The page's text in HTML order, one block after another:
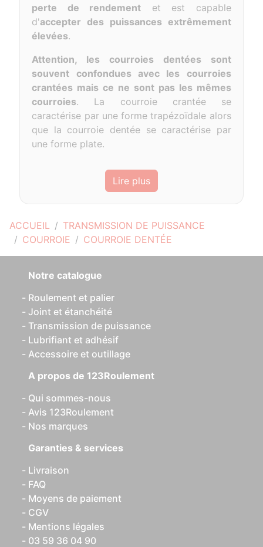
ACCUEIL
TRANSMISSION DE PUISSANCE
COURROIE
COURROIE DENTÉE
perte de rendement et est capable
d'accepter des puissances extrêmement
élevées.
Attention, les courroies dentées sont
souvent confondues avec les courroies
crantées mais ce ne sont pas les mêmes
courroies. La courroie crantée se
caractérise par une forme trapézoïdale alors
que la courroie dentée se caractérise par
une forme plate.
Lire plus
Notre catalogue
Roulement et palier
Joint et étanchéité
Transmission de puissance
Lubrifiant et adhésif
Accessoire et outillage
A propos de 123Roulement
Qui sommes-nous
Avis 123Roulement
Nos marques
Garanties & services
Livraison
FAQ
Moyens de paiement
CGV
Mentions légales
03 59 36 04 90